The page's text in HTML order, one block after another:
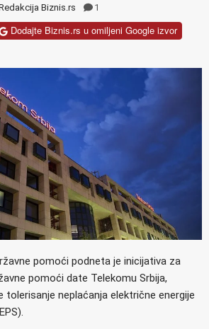
Biznis.rs 1
Dodajte Biznis.rs u omiljeni Google izvor
pomoći podneta je inicijativa za
pomoći date Telekomu Srbija,
tolerisanje neplaćanja električne energije